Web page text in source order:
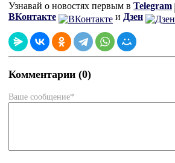
Узнавай о новостях первым в Telegram
ВКонтакте
и Дзен
Комментарии (0)
Ваше сообщение*